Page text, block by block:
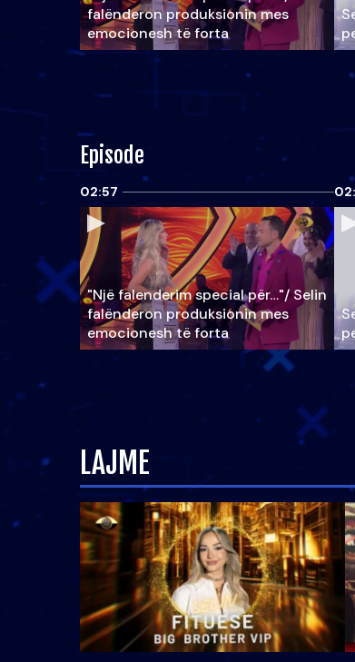
falënderon produksionin mes
emocionesh të forta
Episode
02:57
"Një falenderim special për…"/ Selin
falënderon produksionin mes
emocionesh të forta
LAJME